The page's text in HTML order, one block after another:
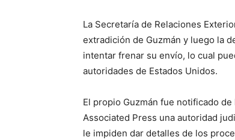
La Secretaría de Relaciones
extradición de Guzmán y luego la
intentar frenar su envío, lo cual
autoridades de Estados Unidos.
El propio Guzmán fue notificado
Associated Press una autoridad
le impiden dar detalles de los